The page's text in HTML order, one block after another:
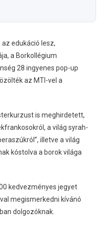
edukáció lesz,
a Borkollégium
28 ingyenes pop-up
az MTI-vel a
is meghirdetett,
a világ syrah-
illetve a világ
kóstolva a borok világa
kedvezményes jegyet
megismerkedni kívánó
dolgozóknak.